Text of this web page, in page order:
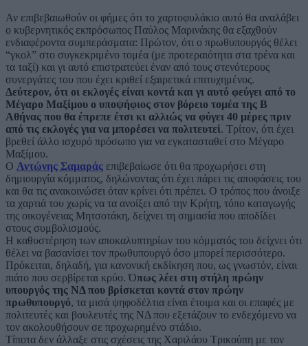
Αν επιβεβαιωθούν οι φήμες ότι το χαρτοφυλάκιο αυτό θα αναλάβει
ο κυβερνητικός εκπρόσωπος Παύλος Μαρινάκης θα εξαχθούν
ενδιαφέροντα συμπεράσματα: Πρώτον, ότι ο πρωθυπουργός θέλει
“γκολ” στο συγκεκριμένο τομέα (με προτεραιότητα στα τρένα και
τα ταξί) και γι αυτό επιστρατεύει έναν από τους στενότερους
συνεργάτες του που έχει κριθεί εξαιρετικά επιτυχημένος.
Δεύτερον, ότι οι εκλογές είναι κοντά και γι αυτό φεύγει από το
Μέγαρο Μαξίμου ο υποψήφιος στον βόρειο τομέα της Β
Αθήνας που θα έπρεπε έτσι κι αλλιώς να φύγει 40 μέρες πριν
από τις εκλογές για να μπορέσει να πολιτευτεί. Τρίτον, ότι έχει
βρεθεί άλλο ισχυρό πρόσωπο για να εγκατασταθεί στο Μέγαρο
Μαξίμου.
Ο Αντώνης Σαμαράς επιβεβαίωσε ότι θα προχωρήσει στη
δημιουργία κόμματος, δηλώνοντας ότι έχει πάρει τις αποφάσεις του
και θα τις ανακοινώσει όταν κρίνει ότι πρέπει. Ο τρόπος που άνοιξε
τα χαρτιά του χωρίς να τα ανοίξει από την Κρήτη, τόπο καταγωγής
της οικογένειας Μητσοτάκη, δείχνει τη σημασία που αποδίδει
στους συμβολισμούς.
Η καθυστέρηση των αποκαλυπτηρίων του κόμματός του δείχνει ότι
θέλει να βασανίσει τον πρωθυπουργό όσο μπορεί περισσότερο.
Πρόκειται, δηλαδή, για κανονική εκδίκηση που, ως γνωστόν, είναι
πιάτο που σερβίρεται κρύο. Όπως λέει στη στήλη πρώην
υπουργός της ΝΔ που βρίσκεται κοντά στον πρώην
πρωθυπουργό, τα μισά ψηφοδέλτια είναι έτοιμα και οι επαφές με
πολιτευτές και βουλευτές της ΝΔ που εξετάζουν το ενδεχόμενο να
τον ακολουθήσουν σε προχωρημένο στάδιο.
Τίποτα δεν άλλαξε στις σχέσεις της Χαριλάου Τρικούπη με τον